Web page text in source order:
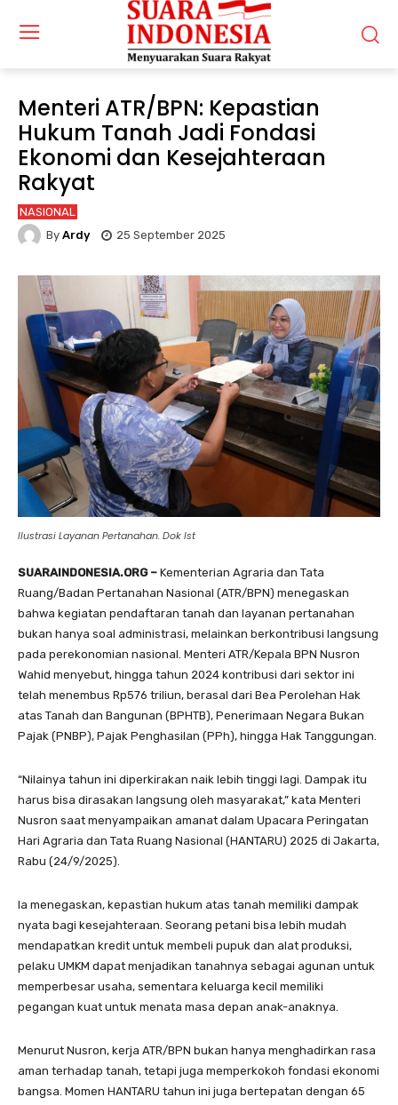
Menteri ATR/BPN: Kepastian
Hukum Tanah Jadi Fondasi
Ekonomi dan Kesejahteraan
Rakyat
NASIONAL
By Ardy 25 September 2025
Ilustrasi Layanan Pertanahan. Dok Ist
SUARAINDONESIA.ORG – Kementerian Agraria dan Tata
Ruang/Badan Pertanahan Nasional (ATR/BPN) menegaskan
bahwa kegiatan pendaftaran tanah dan layanan pertanahan
bukan hanya soal administrasi, melainkan berkontribusi langsung
pada perekonomian nasional. Menteri ATR/Kepala BPN Nusron
Wahid menyebut, hingga tahun 2024 kontribusi dari sektor ini
telah menembus Rp576 triliun, berasal dari Bea Perolehan Hak
atas Tanah dan Bangunan (BPHTB), Penerimaan Negara Bukan
Pajak (PNBP), Pajak Penghasilan (PPh), hingga Hak Tanggungan.
“Nilainya tahun ini diperkirakan naik lebih tinggi lagi. Dampak itu
harus bisa dirasakan langsung oleh masyarakat,” kata Menteri
Nusron saat menyampaikan amanat dalam Upacara Peringatan
Hari Agraria dan Tata Ruang Nasional (HANTARU) 2025 di Jakarta,
Rabu (24/9/2025).
Ia menegaskan, kepastian hukum atas tanah memiliki dampak
nyata bagi kesejahteraan. Seorang petani bisa lebih mudah
mendapatkan kredit untuk membeli pupuk dan alat produksi,
pelaku UMKM dapat menjadikan tanahnya sebagai agunan untuk
memperbesar usaha, sementara keluarga kecil memiliki
pegangan kuat untuk menata masa depan anak-anaknya.
Menurut Nusron, kerja ATR/BPN bukan hanya menghadirkan rasa
aman terhadap tanah, tetapi juga memperkokoh fondasi ekonomi
bangsa. Momen HANTARU tahun ini juga bertepatan dengan 65